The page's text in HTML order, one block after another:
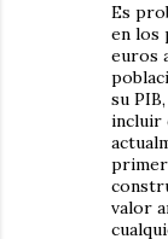
Es
en los
euros
su
incluir
primer
valor